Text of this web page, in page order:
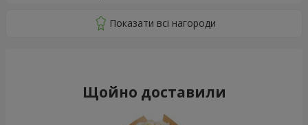
Щойно доставили